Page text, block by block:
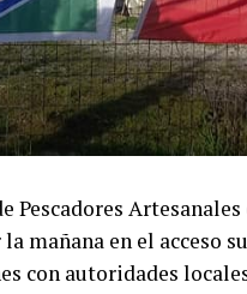
Pescadores
mañana en el acceso
con autoridades